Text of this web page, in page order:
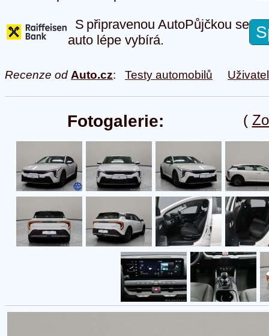
S připravenou AutoPůjčkou se
auto lépe vybírá.
Recenze od Auto.cz: Testy automobilů
(
Fotogalerie: